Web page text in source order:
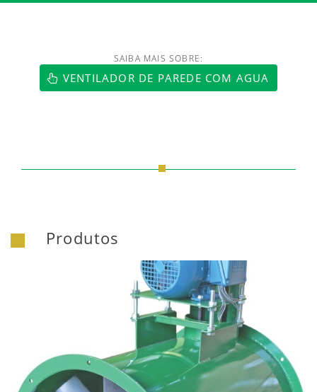
https://www.luftmaxi.com.br/
SAIBA MAIS SOBRE:
VENTILADOR DE PAREDE COM AGUA
Produtos